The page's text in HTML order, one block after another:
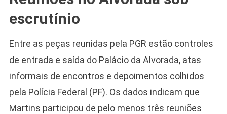
escrutínio
Entre as peças reunidas pela PGR estão controles
de entrada e saída do Palácio da Alvorada, atas
informais de encontros e depoimentos colhidos
pela Polícia Federal (PF). Os dados indicam que
Martins participou de pelo menos três reuniões